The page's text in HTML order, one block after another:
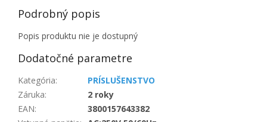
Podrobný popis
Popis produktu nie je dostupný
Dodatočné parametre
Kategória:
PRÍSLUŠENSTVO
Záruka:
2 roky
EAN:
3800157643382